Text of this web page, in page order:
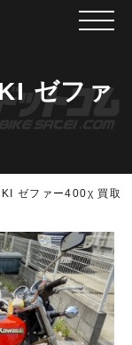
メニ
ゼファ
ゼファー400χ 買取